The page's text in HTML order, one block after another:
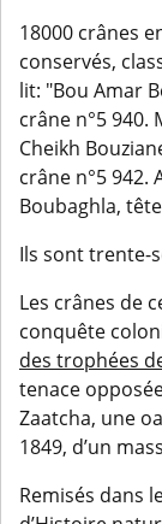
18000 crânes
conservés,
lit: "Bou Amar
crâne n°5 940.
Cheikh
crâne n°5 942.
Boubaghla,
Ils sont trente-
Les crânes de
conquête
des trophées
tenace
Zaatcha, une
1849, d’un
Remisés dans